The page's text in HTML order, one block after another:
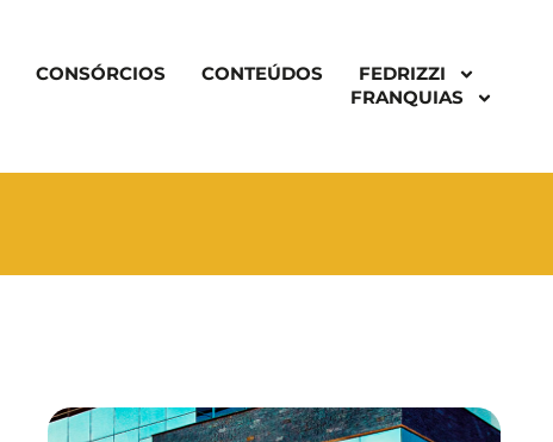
CONSÓRCIOS CONTEÚDOS
FEDRIZZI
FRANQUIAS